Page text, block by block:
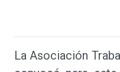
La Asociación